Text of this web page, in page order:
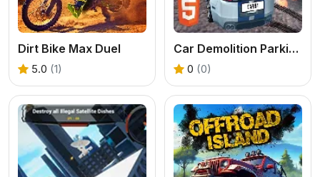
Dirt Bike Max Duel
5.0 (1)
Car Demolition Parking Place Multiplayer
0 (0)